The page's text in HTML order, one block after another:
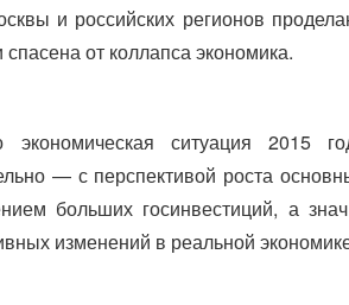
и российских регионов
от коллапса экономика.
экономическая ситуация 2015
— с перспективой роста
больших госинвестиций, а
изменений в реальной